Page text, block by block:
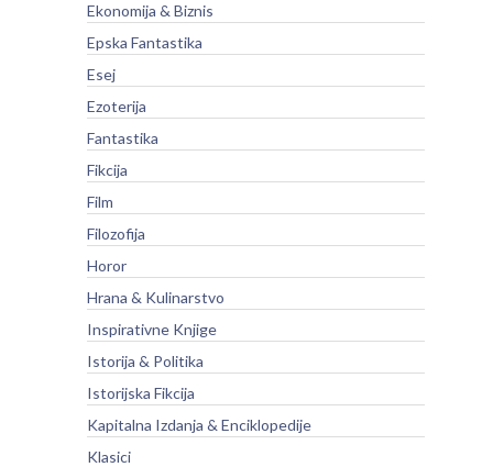
Ekonomija & Biznis
Epska Fantastika
Esej
Ezoterija
Fantastika
Fikcija
Film
Filozofija
Horor
Hrana & Kulinarstvo
Inspirativne Knjige
Istorija & Politika
Istorijska Fikcija
Kapitalna Izdanja & Enciklopedije
Klasici